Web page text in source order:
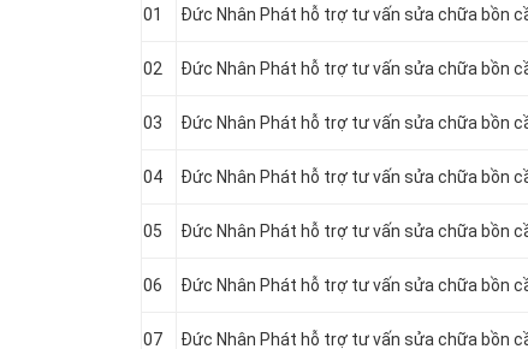
01 Đức Nhân Phát hỗ trợ tư vấn sửa chữa bồn
02 Đức Nhân Phát hỗ trợ tư vấn sửa chữa bồn
03 Đức Nhân Phát hỗ trợ tư vấn sửa chữa bồn
04 Đức Nhân Phát hỗ trợ tư vấn sửa chữa bồn
05 Đức Nhân Phát hỗ trợ tư vấn sửa chữa bồn
06 Đức Nhân Phát hỗ trợ tư vấn sửa chữa bồn
07 Đức Nhân Phát hỗ trợ tư vấn sửa chữa bồn